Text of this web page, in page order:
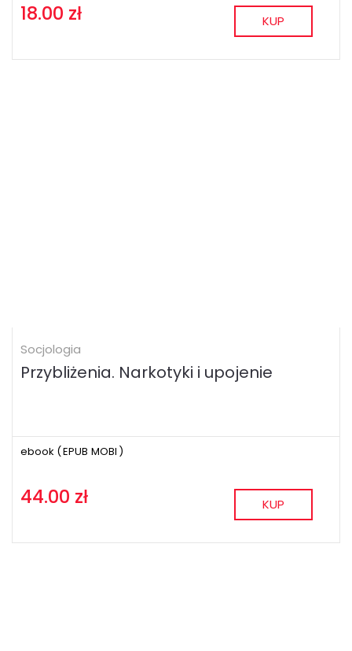
18.00 zł KUP
Socjologia
Przybliżenia. Narkotyki i upojenie
ebook (EPUB MOBI )
44.00 zł KUP